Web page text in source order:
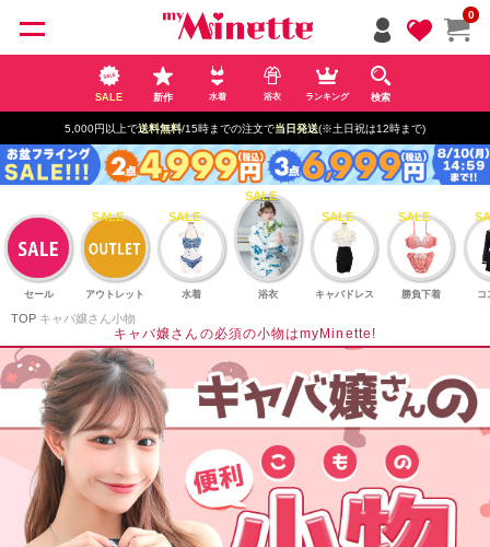
0
SALE 新作 水着 浴衣 ランキング 検索
5,000円以上で送料無料/15時までの注文で当日発送(※土日祝は12時まで)
セール アウトレット 水着 浴衣 キャバドレス 勝負下着 コ
TOP キャバ嬢さん小物
キャバ嬢さんの必須の小物はmyMinette!
ペー
ジト
ップ